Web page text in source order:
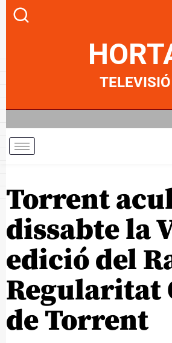
TELEVISIÓ
Torrent
dissabte la
edició del
Regularitat
de Torrent